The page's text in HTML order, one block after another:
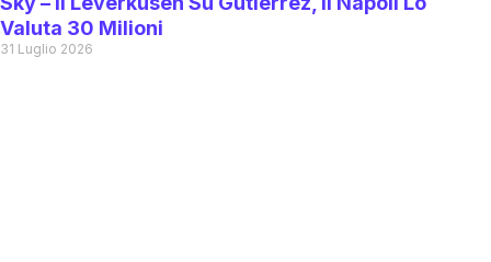
Valuta 30 Milioni
31 Luglio 2026